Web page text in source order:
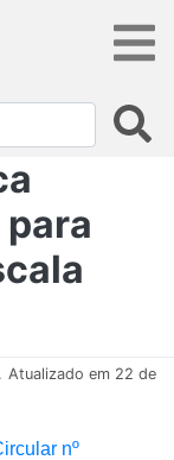
Atualizado em 22 de
nº